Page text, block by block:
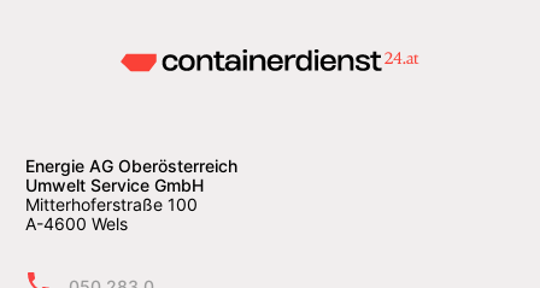
Energie AG Oberösterreich
Umwelt Service GmbH
Mitterhoferstraße 100
A-4600 Wels